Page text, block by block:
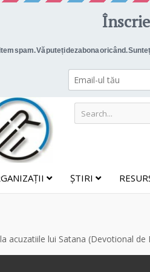
ȘTIRI
acuzatiile lui Satana (Devotional de